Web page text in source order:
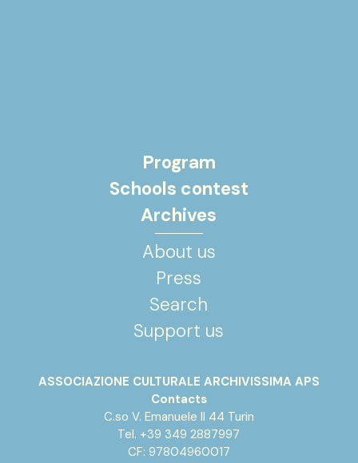
Program
Schools contest
Archives
About us
Press
Search
Support us
ASSOCIAZIONE CULTURALE ARCHIVISSIMA APS
Contacts
C.so V. Emanuele II 44 Turin
Tel. +39 349 2887997
CF: 97804960017